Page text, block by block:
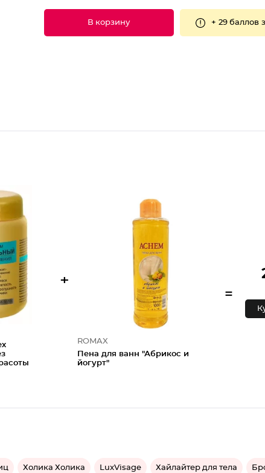
В корзину + 29 баллов
+
ROMAX
Пена для ванн "Абрикос и
йогурт"
=
Холика Холика LuxVisage Хайлайтер для тела